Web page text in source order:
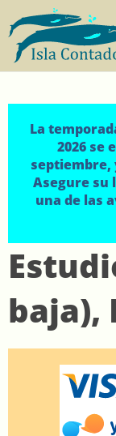
La
2026 se
septiembre,
Asegure su
una de las
baja),